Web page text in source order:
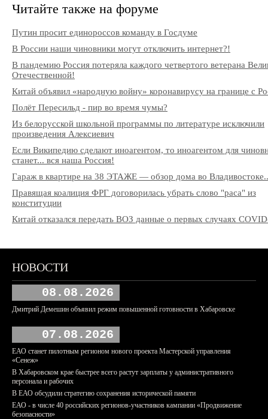
Читайте также на форуме
Путин просит единороссов команду в Госдуме
В России наши чиновники могут отключить интернет?!
В пандемию Россия потеряла каждого четвертого ветерана
Отечественной!
Китай объявил «народную войну» коронавирусу на границе с
Полёт Пересильд - пир во время чумы?
Из белорусской школьной программы по литературе исключили
произведения Алексиевич
Если Википедию сделают иноагентом, то иноагентом для
станет... вся наша Россия!
Гараж в квартире на 38 ЭТАЖЕ — обзор дома во
Правящая коалиция ФРГ договорилась убрать слово "раса" из
конституции
Китай отказался передать ВОЗ данные о первых случаях
НОВОСТИ
08.08.2026
Дмитрий Демешин объявил режим повышенной готовности в Хабаровске
07.08.2026
ЕАО станет пилотным регионом нового проекта Мастерской управления
«Сенеж»
В Хабаровском крае быстрее всего растут зарплаты у административного
персонала и рабочих
В ЕАО обсудили стратегию сохранения исторической памяти
ЕАО - в числе 40 российских регионов-участников кампании «Продвижение
безопасности»